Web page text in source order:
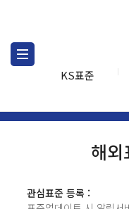
KS표준
해
관심표준 등록 :